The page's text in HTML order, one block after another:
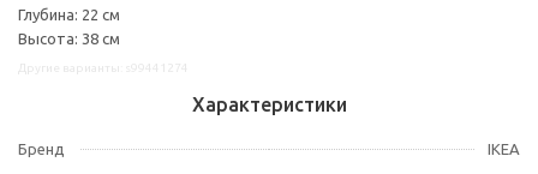
Глубина: 22 см
Высота: 38 см
Характеристики
Бренд IKEA